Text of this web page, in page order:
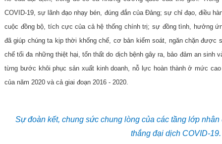
COVID-19, sự lãnh đạo nhạy bén, đúng đắn của Đảng; sự chỉ đạo, điều
cuộc đồng bộ, tích cực của cả hệ thống chính trị; sự đồng tình, hưởng
đã giúp chúng ta kịp thời khống chế, cơ bản kiểm soát, ngăn chặn được
chế tối đa những thiệt hại, tổn thất do dịch bệnh gây ra, bảo đảm an sinh
từng bước khôi phục sản xuất kinh doanh, nỗ lực hoàn thành ở mức
của năm 2020 và cả giai đoạn 2016 - 2020.
Sự đoàn kết, chung sức chung lòng của các tầng lớp
thắng đại dịch COVID-